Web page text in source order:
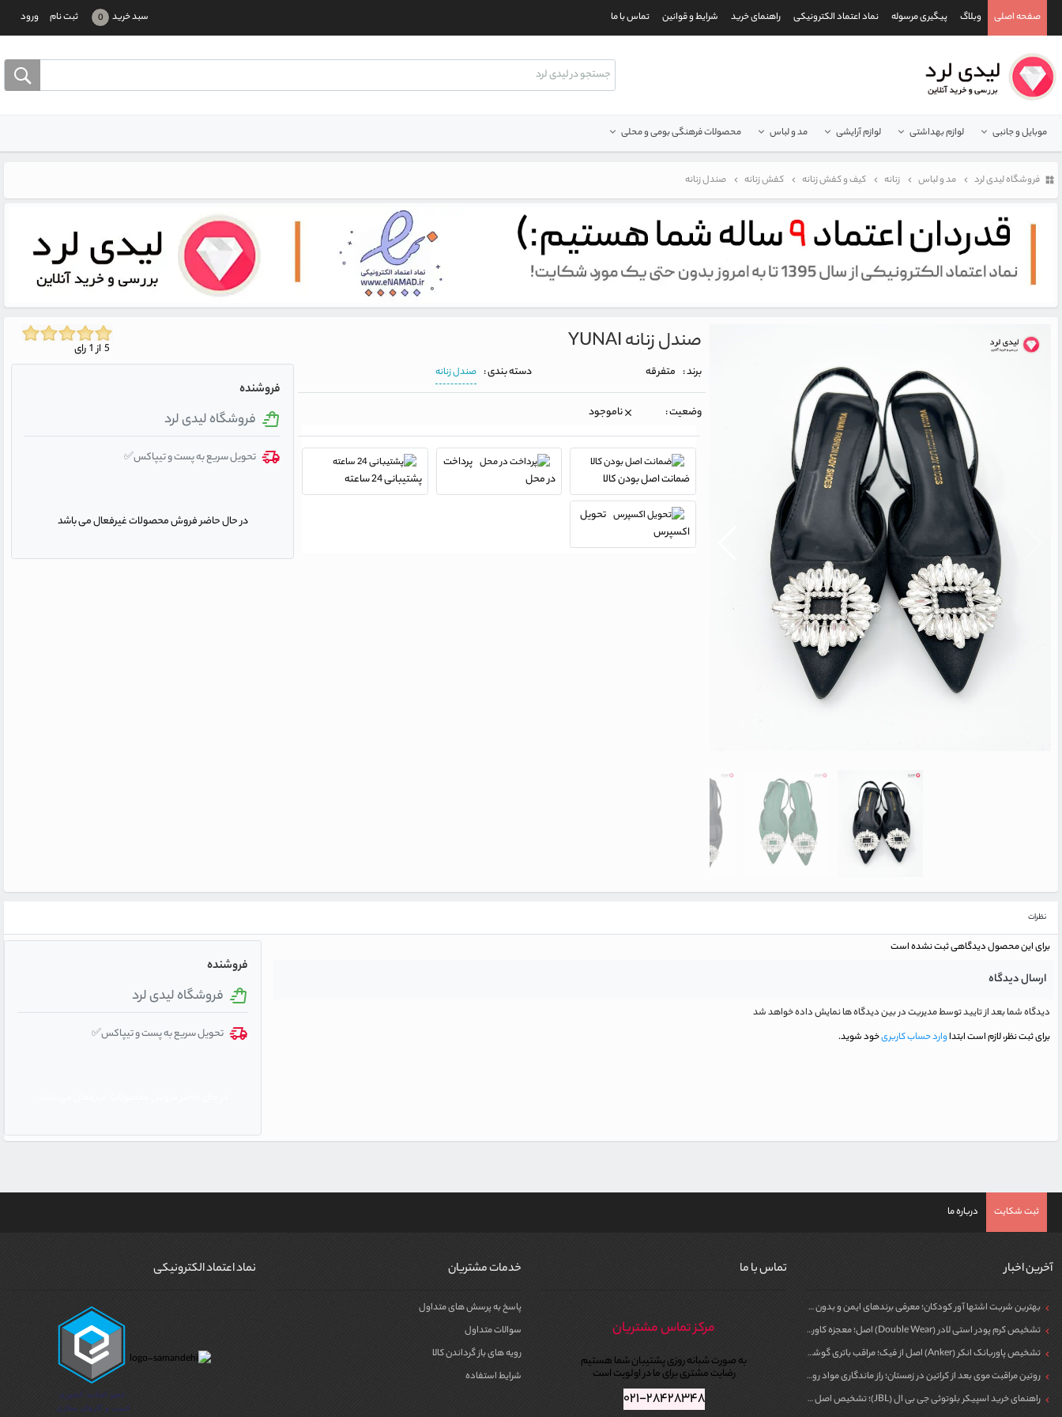
ورود ثبت نام سبد خرید 0 صفحه اصلی وبلاگ پیگیری مرسوله نماد اعتماد الکترونیکی راهنمای خرید شرایط و قوانین تماس با ما
موبایل و جانبی لوازم بهداشتی لوازم آرایشی مد و لباس محصولات فرهنگی بومی و محلی
فروشگاه لیدی لرد مد و لباس زنانه کیف و کفش زنانه کفش زنانه صندل زنانه
صندل زنانه YUNAI
برند : متفرقه دسته بندی : صندل زنانه
وضعیت : ناموجود
ضمانت اصل بودن کالا
پرداخت
در محل
پشتیبانی 24 ساعته
تحویل
اکسپرس
فروشنده
فروشگاه لیدی لرد
تحویل سریع به پست و تیپاکس✅
در حال حاضر فروش محصولات غیرفعال می باشد
نظرات
برای این محصول دیدگاهی ثبت نشده است
ارسال دیدگاه
دیدگاه شما بعد از تایید توسط مدیریت در بین دیدگاه ها نمایش داده خواهد شد
برای ثبت نظر، لازم است ابتداوارد حساب کاربریخود شوید.
فروشنده
فروشگاه لیدی لرد
تحویل سریع به پست و تیپاکس✅
ثبت شکایت درباره ما
آخرین اخبار
بهترین شربت اشتها آور کودکان؛ معرفی برندهای ایمن و بدون سیپروهپتادین
تشخیص کرم پودر استی لادر (Double Wear) اصل؛ معجزه کاور برای پوست
تشخیص پاوربانک انکر (Anker) اصل از فیک؛ مراقب باتری گوشی خود باشید!
روتین مراقبت موی بعد از کراتین در زمستان؛ راز ماندگاری مواد روی مو
راهنمای خرید اسپیکر بلوتوثی جی بی ال (JBL)؛ تشخیص اصل از فیک برای مهمونی
تماس با ما
مرکز تماس مشتریان
به صورت شبانه روزی پشتیبان شما هستیم
رضایت مشتری برای ما در اولویت است
۰۲۱-۲۸۴۲۸۳۴۸
خدمات مشتریان
پاسخ به پرسش های متداول
سوالات متداول
رویه های باز گرداندن کالا
شرایط استفاده
نماد اعتماد الکترونیکی